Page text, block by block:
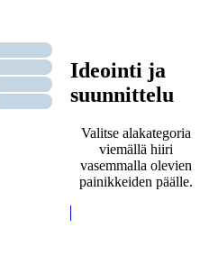
Ideointi ja
suunnittelu
Valitse alakategoria
viemällä hiiri
vasemmalla olevien
painikkeiden päälle.